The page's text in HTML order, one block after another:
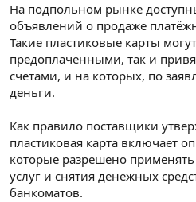
На подпольном рынке
объявлений о продаже
Такие пластиковые карты
предоплаченными, так и
счетами, и на которых, по
деньги.
Как правило поставщики
пластиковая карта включает
которые разрешено
услуг и снятия денежных
банкоматов.